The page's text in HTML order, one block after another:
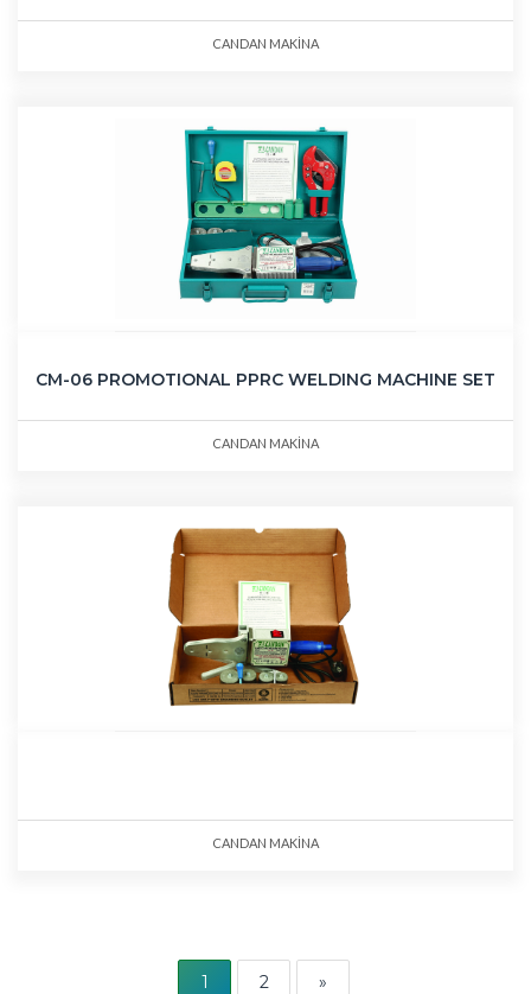
CANDAN MAKİNA
CM-06 PROMOTIONAL PPRC WELDING MACHINE SET
CANDAN MAKİNA
CANDAN MAKİNA
1 2 »